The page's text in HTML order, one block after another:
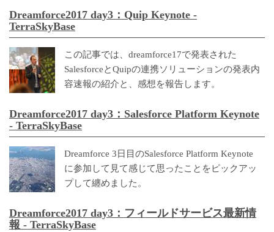
Dreamforce2017 day3：Quip Keynote -
TerraSkyBase
この記事では、dreamforce17で発表された
SalesforceとQuipの連携ソリューションの発表内
容速報の紹介と、感想を報告します。
Dreamforce2017 day3：Salesforce Platform Keynote
- TerraSkyBase
Dreamforce 3日目のSalesforce Platform Keynote
に参加して見て感じて思ったことをピックアッ
プして纏めました。
Dreamforce2017 day3：フィールドサービス最新情
報 - TerraSkyBase